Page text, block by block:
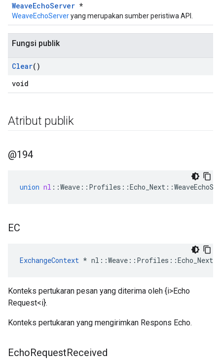
WeaveEchoServer *
WeaveEchoServeryang merupakan sumber peristiwa API.
Fungsi publik
Clear()
void
Atribut publik
@194
union nl ::Weave :: Profiles ::Echo_Next ::
EC
ExchangeContext *
Konteks pertukaran pesan yang diterima oleh {i>Echo
Request<i}.
Konteks pertukaran yang mengirimkan Respons Echo.
EchoRequestReceived